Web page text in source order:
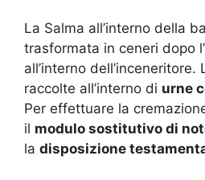
La Salma all’interno della
trasformata in ceneri dopo
all’interno
raccolte all’interno di urne
Per effettuare la
il modulo sostitutivo di
la disposizione